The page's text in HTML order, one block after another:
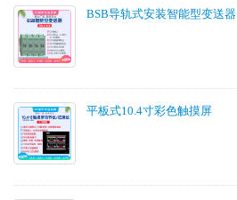
BSB导轨式安装智能型变送器
平板式10.4寸彩色触摸屏